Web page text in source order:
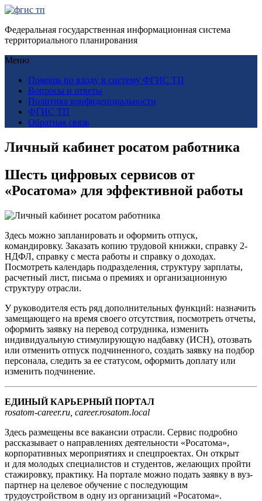
Федеральная государственная информационная система
территориального планирования
Меню
Помощь по входу в систему ФГИС ТП
Вопросы и ответы
Политика конфиденциальности
ФГИС ТП
Обратная связь
Личный кабинет росатом работника
Шесть цифровых сервисов от
«Росатома» для эффективной работы
Здесь можно запланировать и оформить отпуск,
командировку. Заказать копию трудовой книжки, справку 2-
НДФЛ, справку с места работы и справку о доходах.
Посмотреть календарь подразделения, структуру зарплаты,
расчетный лист, письма о премиях и организационную
структуру отрасли.
У руководителя есть ряд дополнительных функций: назначить
замещающего на время своего отсутствия, посмотреть отчеты,
оформить заявку на перевод сотрудника, изменить
индивидуальную стимулирующую надбавку (ИСН), отозвать
или отменить отпуск подчиненного, создать заявку на подбор
персонала, следить за ее статусом, оформить доплату или
изменить подчинение.
ЕДИНЫЙ КАРЬЕРНЫЙ ПОРТАЛ
rosatom-career.ru career.rosatom.local
Здесь размещены все вакансии отрасли. Сервис подробно
рассказывает о направлениях деятельности «Росатома»,
корпоративных мероприятиях и спецпроектах. Он открыт
и для молодых специалистов и студентов, желающих пройти
стажировку, практику. На портале можно подать заявку в вуз-
партнер на целевое обучение с последующим
трудоустройством в одну из организаций «Росатома».